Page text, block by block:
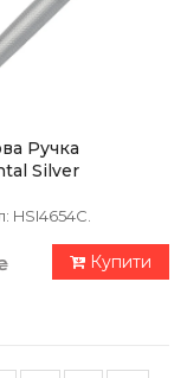
Ручка
Silver
HSI4654C.
Купити